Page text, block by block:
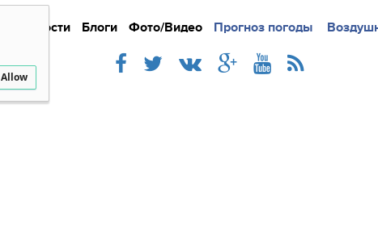
Allow
Новости Блоги Фото/Видео Прогноз погоды
Подробно Новости